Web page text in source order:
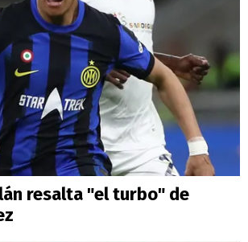
resalta "el turbo" de